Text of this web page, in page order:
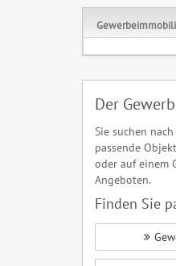
Der
Sie suchen
passende
oder auf einem
Angeboten.
Finden Sie